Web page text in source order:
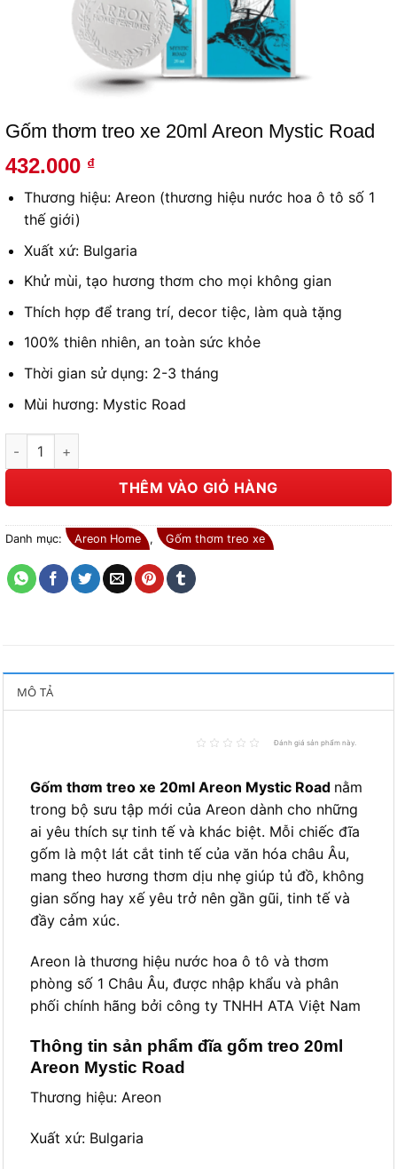
Gốm thơm treo xe 20ml Areon Mystic Road
432.000 ₫
Thương hiệu: Areon (thương hiệu nước hoa ô tô số 1
thế giới)
Xuất xứ: Bulgaria
Khử mùi, tạo hương thơm cho mọi không gian
Thích hợp để trang trí, decor tiệc, làm quà tặng
100% thiên nhiên, an toàn sức khỏe
Thời gian sử dụng: 2-3 tháng
Mùi hương: Mystic Road
Gốm thơm treo xe 20ml Areon Mystic Road số lượng
THÊM VÀO GIỎ HÀNG
Danh mục: Areon Home , Gốm thơm treo xe
MÔ TẢ
Đánh giá sản phẩm này.
Gốm thơm treo xe 20ml Areon Mystic Road nằm
trong bộ sưu tập mới của Areon dành cho những
ai yêu thích sự tinh tế và khác biệt. Mỗi chiếc đĩa
gốm là một lát cắt tinh tế của văn hóa châu Âu,
mang theo hương thơm dịu nhẹ giúp tủ đồ, không
gian sống hay xế yêu trở nên gần gũi, tinh tế và
đầy cảm xúc.
Areon là thương hiệu nước hoa ô tô và thơm
phòng số 1 Châu Âu, được nhập khẩu và phân
phối chính hãng bởi công ty TNHH ATA Việt Nam
Thông tin sản phẩm đĩa gốm treo 20ml
Areon Mystic Road
Thương hiệu: Areon
Xuất xứ: Bulgaria